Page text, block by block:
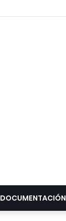
DOCUMENTACIÓN